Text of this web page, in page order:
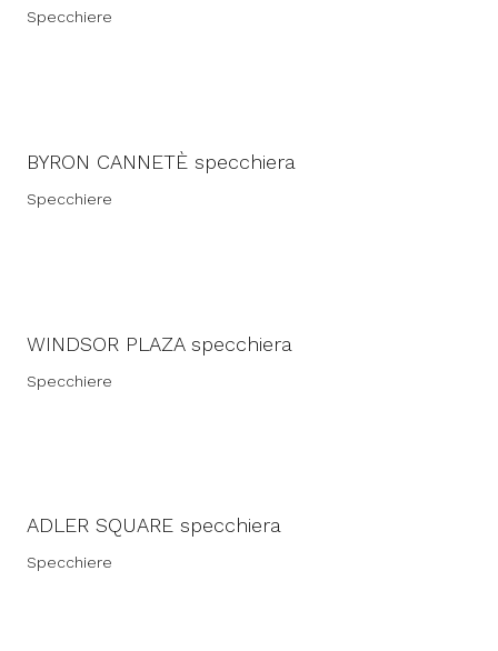
Specchiere
BYRON CANNETÈ specchiera
Specchiere
WINDSOR PLAZA specchiera
Specchiere
ADLER SQUARE specchiera
Specchiere